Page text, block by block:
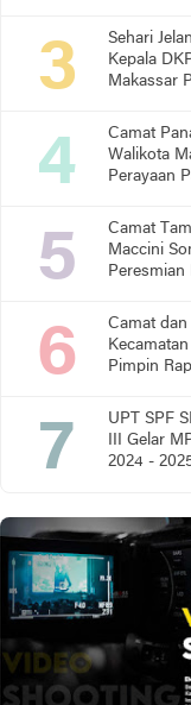
Sehari
Kepala
Makassar
Camat
Walikota
Perayaan
Camat
Maccini
Peresmian
Camat
Pimpin
Stunting
UPT SPF
III Gelar
2024 -